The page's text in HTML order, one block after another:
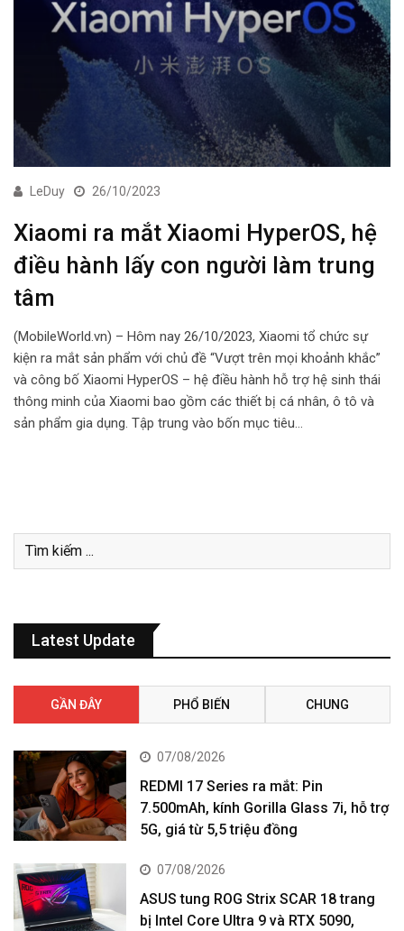
LeDuy 26/10/2023
Xiaomi ra mắt Xiaomi HyperOS, hệ
điều hành lấy con người làm trung
tâm
(MobileWorld.vn) – Hôm nay 26/10/2023, Xiaomi tổ chức sự
kiện ra mắt sản phẩm với chủ đề “Vượt trên mọi khoảnh khắc”
và công bố Xiaomi HyperOS – hệ điều hành hỗ trợ hệ sinh thái
thông minh của Xiaomi bao gồm các thiết bị cá nhân, ô tô và
sản phẩm gia dụng. Tập trung vào bốn mục tiêu…
Latest Update
GẦN ĐÂY PHỔ BIẾN CHUNG
07/08/2026
REDMI 17 Series ra mắt: Pin
7.500mAh, kính Gorilla Glass 7i, hỗ trợ
5G, giá từ 5,5 triệu đồng
07/08/2026
ASUS tung ROG Strix SCAR 18 trang
bị Intel Core Ultra 9 và RTX 5090,